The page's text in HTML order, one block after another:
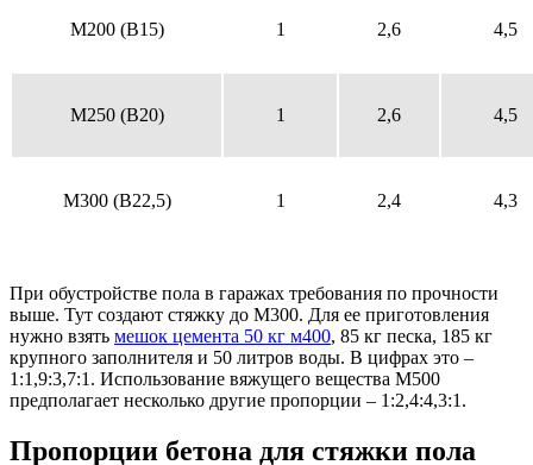
M200 (B15) 1 2,6 4,5
M250 (B20) 1 2,6 4,5
M300 (B22,5) 1 2,4 4,3
При обустройстве пола в гаражах требования по прочности
выше. Тут создают стяжку до М300. Для ее приготовления
нужно взять мешок цемента 50 кг м400, 85 кг песка, 185 кг
крупного заполнителя и 50 литров воды. В цифрах это –
1:1,9:3,7:1. Использование вяжущего вещества М500
предполагает несколько другие пропорции – 1:2,4:4,3:1.
Пропорции бетона для стяжки пола